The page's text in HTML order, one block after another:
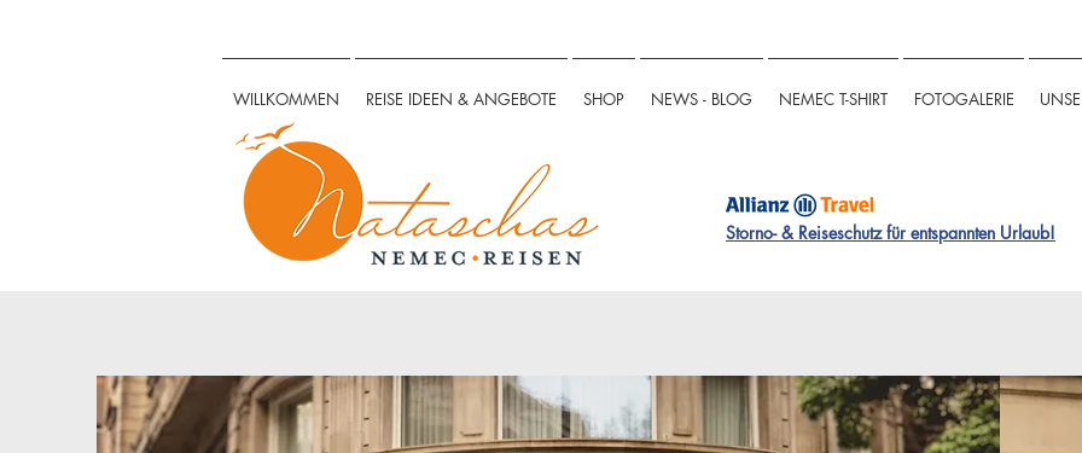
WILLKOMMEN REISE IDEEN & ANGEBOTE SHOP NEWS - BLOG NEMEC T-SHIRT FOTOGALERIE
Storno- & Reiseschutz für entspannten Urlaub!